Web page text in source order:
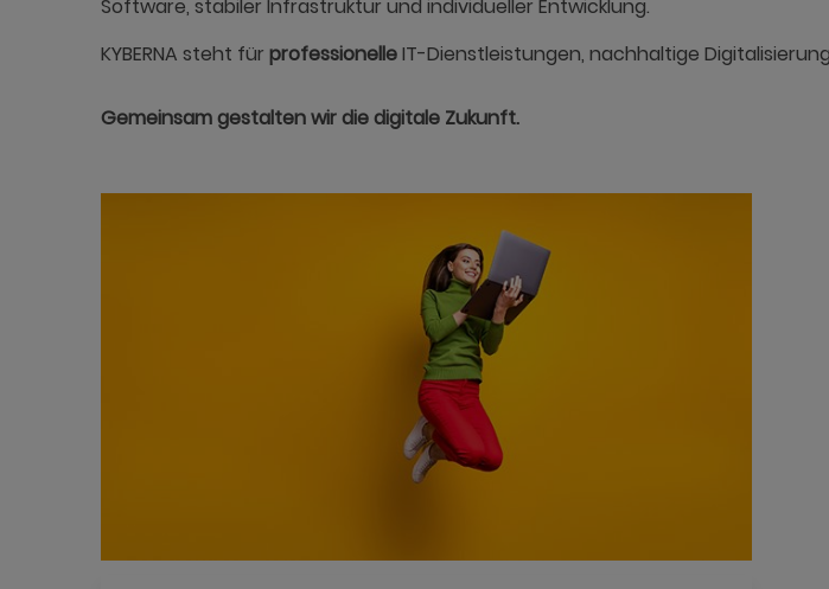
Software, stabiler Infrastruktur und individueller Entwicklung.
KYBERNA steht für professionelleIT-Dienstleistungen, nachhaltige
Gemeinsam gestalten wir die digitale Zukunft.